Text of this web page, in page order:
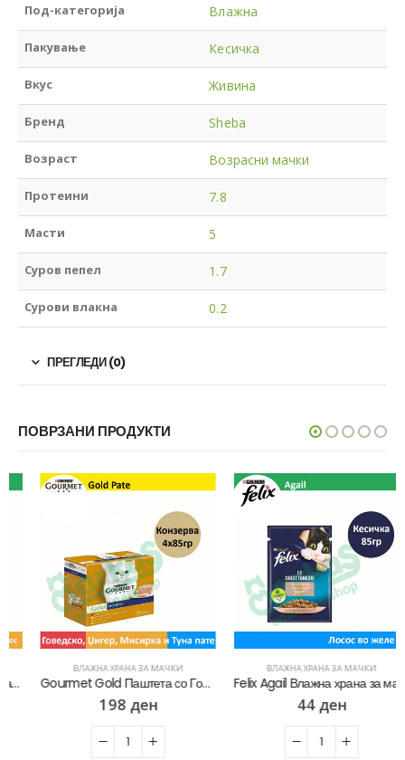
Под-категорија Влажна
Пакување Кесичка
Вкус Живина
Бренд Sheba
Возраст Возрасни мачки
Протеини 7.8
Масти 5
Суров пепел 1.7
Сурови влакна 0.2
ПРЕГЛЕДИ (0)
ПОВРЗАНИ ПРОДУКТИ
ВЛАЖНА ХРАНА ЗА МАЧКИ
Gourmet Gold Паштета со Говедско, Џигер, Туна, Мисирка [Паштета 4×85гр]
198ден
ВЛАЖНА ХРАНА ЗА МАЧКИ
Felix Agail Влажна храна за мачки со Лосос во желе [Кесичка 85гр]
ден